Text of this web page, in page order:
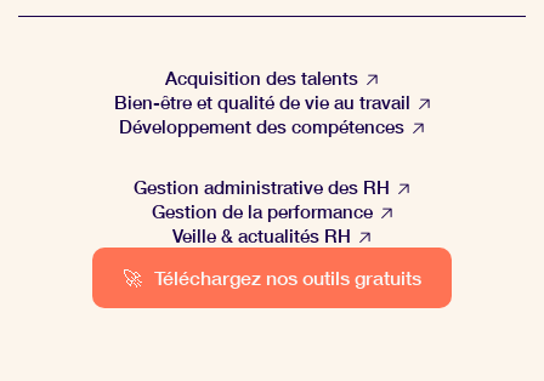
Acquisition des talents
Bien-être et qualité de vie au travail
Développement des compétences
Gestion administrative des RH
Gestion de la performance
Veille & actualités RH
🚀 Téléchargez nos outils gratuits